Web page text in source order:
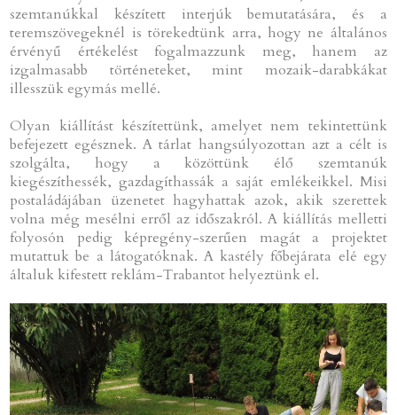
szemtanúkkal készített interjúk bemutatására, és a
teremszövegeknél is törekedtünk arra, hogy ne általános
érvényű értékelést fogalmazzunk meg, hanem az
izgalmasabb történeteket, mint mozaik-darabkákat
illesszük egymás mellé.
Olyan kiállítást készítettünk, amelyet nem tekintettünk
befejezett egésznek. A tárlat hangsúlyozottan azt a célt is
szolgálta, hogy a közöttünk élő szemtanúk
kiegészíthessék, gazdagíthassák a saját emlékeikkel. Misi
postaládájában üzenetet hagyhattak azok, akik szerettek
volna még mesélni erről az időszakról. A kiállítás melletti
folyosón pedig képregény-szerűen magát a projektet
mutattuk be a látogatóknak. A kastély főbejárata elé egy
általuk kifestett reklám-Trabantot helyeztünk el.